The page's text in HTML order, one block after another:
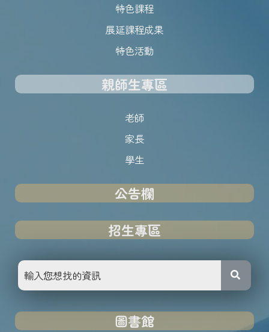
特色課程
展延課程成果
特色活動
親師生專區
老師
家長
學生
公告欄
招生專區
圖書館